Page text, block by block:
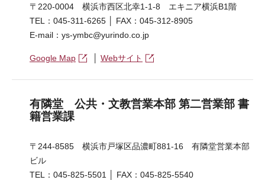
〒220-0004 横浜市西区北幸1-1-8 エキニア横浜B1階
TEL：045-311-6265 │ FAX：045-312-8905
E-mail：ys-ymbc@yurindo.co.jp
Google Map Webサイト
有隣堂 公共・文教営業本部 第二営業部 書
籍営業課
〒244-8585 横浜市戸塚区品濃町881-16 有隣堂営業本部
ビル
TEL：045-825-5501 │ FAX：045-825-5540